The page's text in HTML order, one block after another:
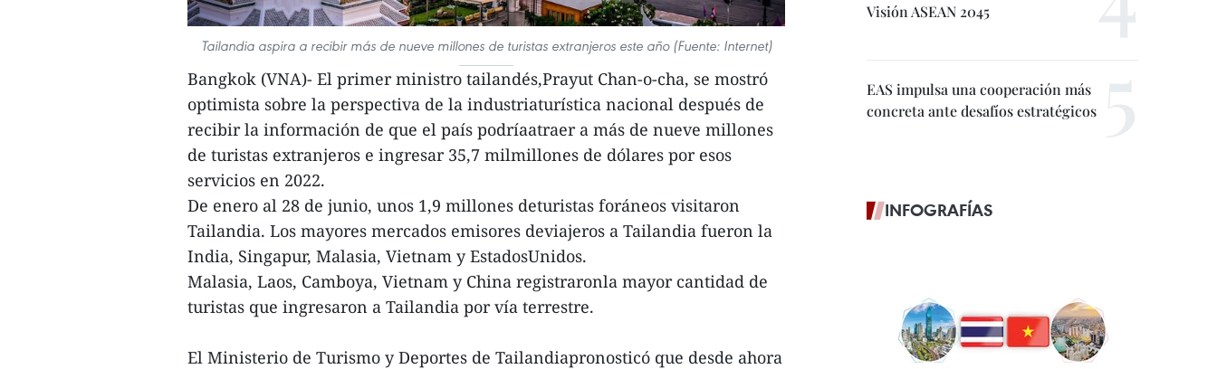
Tailandia aspira a recibir más de nueve millones de turistas extranjeros este año (Fuente: Internet)
Bangkok (VNA)- El primer ministro tailandés,Prayut Chan-o-cha, se mostró
optimista sobre la perspectiva de la industriaturística nacional después de
recibir la información de que el país podríaatraer a más de nueve millones
de turistas extranjeros e ingresar 35,7 milmillones de dólares por esos
servicios en 2022.
De enero al 28 de junio, unos 1,9 millones deturistas foráneos visitaron
Tailandia. Los mayores mercados emisores deviajeros a Tailandia fueron la
India, Singapur, Malasia, Vietnam y EstadosUnidos.
Malasia, Laos, Camboya, Vietnam y China registraronla mayor cantidad de
turistas que ingresaron a Tailandia por vía terrestre.
El Ministerio de Turismo y Deportes de Tailandiapronosticó que desde ahora
Visión ASEAN 2045
EAS impulsa una cooperación más
concreta ante desafíos estratégicos
INFOGRAFÍAS